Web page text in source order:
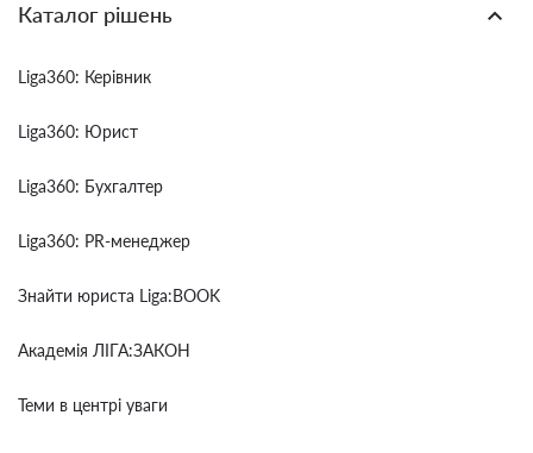
Каталог рішень
Liga360: Керівник
Liga360: Юрист
Liga360: Бухгалтер
Liga360: PR-менеджер
Знайти юриста Liga:BOOK
Академія ЛІГА:ЗАКОН
Теми в центрі уваги